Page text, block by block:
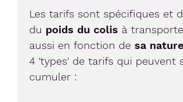
Les tarifs sont spécifiques et
du poids du colis à
aussi en fonction de sa nature
4 'types' de tarifs qui peuvent
cumuler :